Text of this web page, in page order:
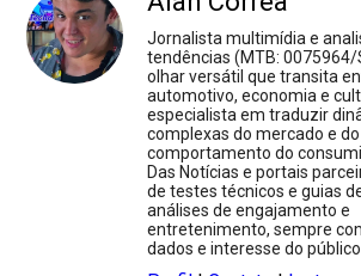
Jornalista multimídia e
tendências (MTB: 0075964/
olhar versátil que transita
automotivo, economia e
especialista em traduzir
complexas do mercado e do
comportamento do
Das Notícias e portais
de testes técnicos e guias
análises de engajamento e
entretenimento, sempre
dados e interesse do público.